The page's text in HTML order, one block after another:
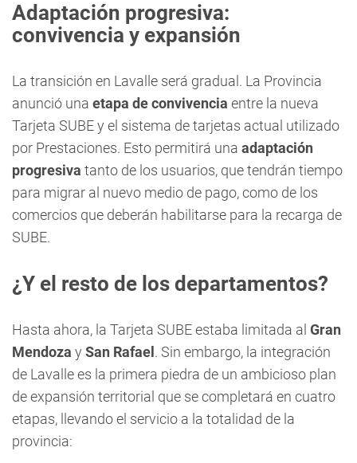
Adaptación progresiva:
convivencia y expansión
La transición en Lavalle será gradual. La Provincia
anunció una etapa de convivencia entre la nueva
Tarjeta SUBE y el sistema de tarjetas actual utilizado
por Prestaciones. Esto permitirá una adaptación
progresiva tanto de los usuarios, que tendrán tiempo
para migrar al nuevo medio de pago, como de los
comercios que deberán habilitarse para la recarga de
SUBE.
¿Y el resto de los departamentos?
Hasta ahora, la Tarjeta SUBE estaba limitada al Gran
Mendoza y San Rafael . Sin embargo, la integración
de Lavalle es la primera piedra de un ambicioso plan
de expansión territorial que se completará en cuatro
etapas, llevando el servicio a la totalidad de la
provincia: